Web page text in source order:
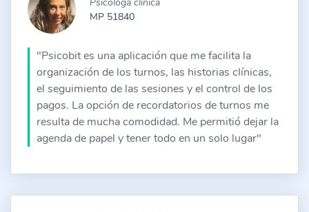
MP 51840
"Psicobit es una aplicación que me facilita la
organización de los turnos, las historias clínicas,
el seguimiento de las sesiones y el control de los
pagos. La opción de recordatorios de turnos me
resulta de mucha comodidad. Me permitió dejar la
agenda de papel y tener todo en un solo lugar"